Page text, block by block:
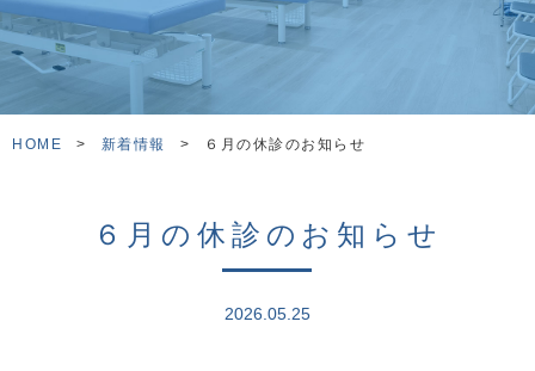
HOME > 新着情報 > ６月の休診のお知らせ
６月の休診のお知らせ
2026.05.25